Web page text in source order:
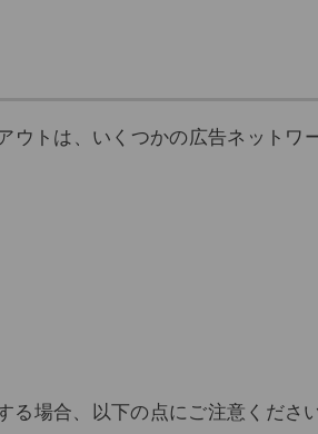
ウトは、いくつかの広告ネットワ
場合、以下の点にご注意ください